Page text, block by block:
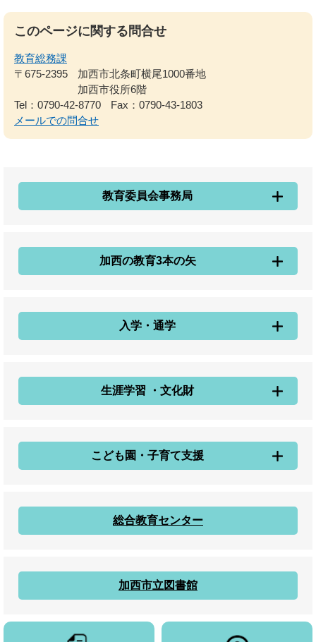
このページに関する問合せ
教育総務課
〒675-2395
加西市北条町横尾1000番地
加西市役所6階
Tel：0790-42-8770
Fax：0790-43-1803
メールでの問合せ
教育委員会事務局
加西の教育3本の矢
入学・通学
生涯学習 ・文化財
こども園・子育て支援
総合教育センター
加西市立図書館